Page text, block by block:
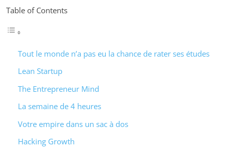
Table of Contents
Tout le monde n’a pas eu la chance de rater ses études
Lean Startup
The Entrepreneur Mind
La semaine de 4 heures
Votre empire dans un sac à dos
Hacking Growth